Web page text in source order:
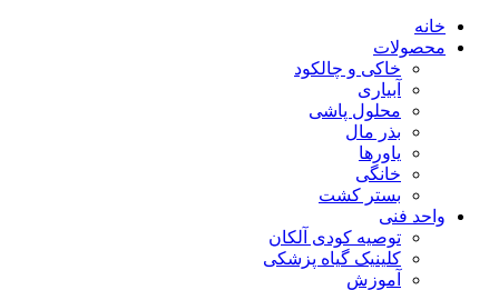
خانه
محصولات
خاکی و چالکود
آبیاری
محلول پاشی
بذر مال
یاورها
خانگی
بستر کشت
واحد فنی
توصیه کودی آلکان
کلینیک گیاه پزشکی
آموزش